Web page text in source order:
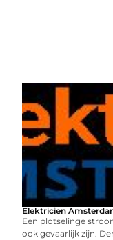
Elektricien
Een plotselinge
ook gevaarlijk zijn.